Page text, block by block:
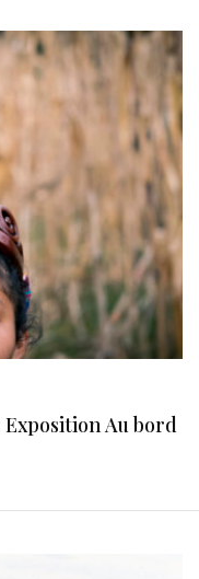
Au bord